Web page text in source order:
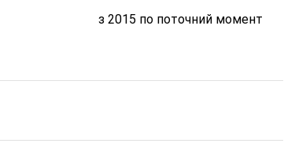
з 2015 по поточний момент